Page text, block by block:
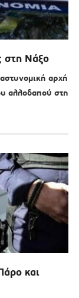
στη Νάξο
αρχή
αλλοδαπού στη
και